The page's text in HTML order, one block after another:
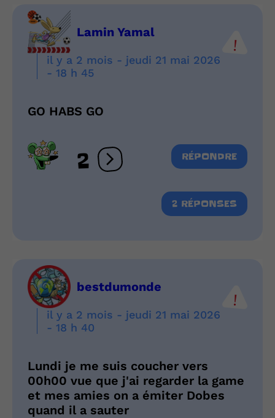
Lamin Yamal
il y a 2 mois - jeudi 21 mai 2026
- 18 h 45
GO HABS GO
2 Ouvrir les réactions
RÉPONDRE
2 RÉPONSES
bestdumonde
il y a 2 mois - jeudi 21 mai 2026
- 18 h 40
Lundi je me suis coucher vers
00h00 vue que j'ai regarder la game
et mes amies on a émiter Dobes
quand il a sauter